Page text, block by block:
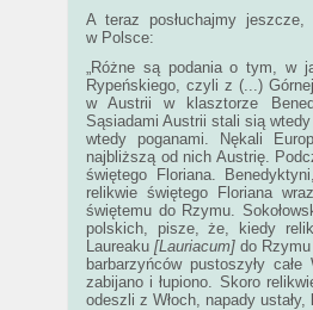
A teraz posłuchajmy
w Polsce:
„Różne są podania o tym, w
Rypeńskiego, czyli z (...)
w Austrii w klasztorze
Sąsiadami Austrii stali sią
wtedy poganami. Nękali
najbliższą od nich Austrię.
świętego Floriana.
relikwie świętego Floriana
świętemu do Rzymu.
polskich, pisze, że, kiedy
Laureaku [Lauriacum] do Rzymu
barbarzyńców pustoszyły
zabijano i łupiono. Skoro
odeszli z Włoch, napady